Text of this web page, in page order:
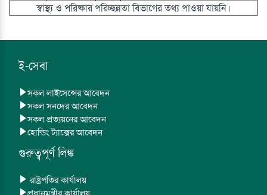
স্বাস্থ্য ও পরিষ্কার পরিচ্ছন্নতা বিভাগের তথ্য পাওয়া যায়নি।
ই-সেবা
সকল লাইসেন্সের আবেদন
সকল সনদের আবেদন
সকল প্রত্যয়নের আবেদন
হোল্ডিং ট্যাক্সের আবেদন
গুরুত্বপূর্ণ লিঙ্ক
রাষ্ট্রপতির কার্যালয়